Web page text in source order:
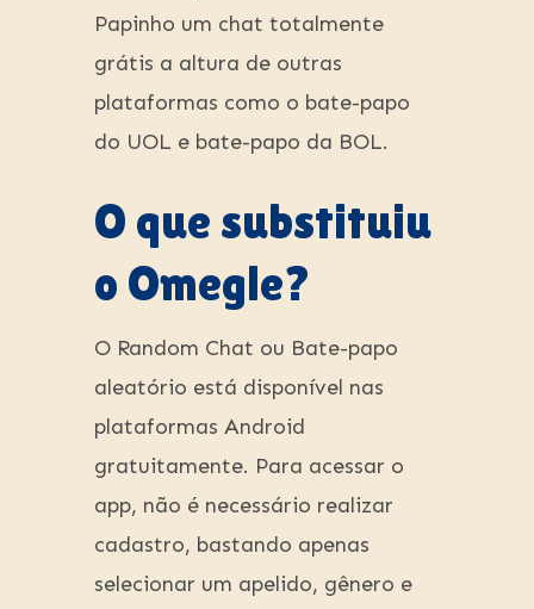
Papinho um chat totalmente
grátis a altura de outras
plataformas como o bate-papo
do UOL e bate-papo da BOL.
O que substituiu
o Omegle?
O Random Chat ou Bate-papo
aleatório está disponível nas
plataformas Android
gratuitamente. Para acessar o
app, não é necessário realizar
cadastro, bastando apenas
selecionar um apelido, gênero e